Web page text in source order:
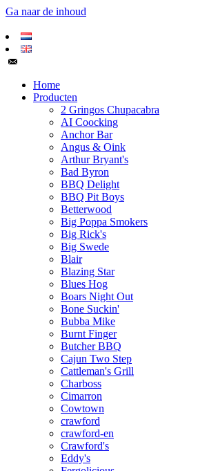
Ga naar de inhoud
Home
Producten
2 Gringos Chupacabra
AI Coocking
Anchor Bar
Angus & Oink
Arthur Bryant's
Bad Byron
BBQ Delight
BBQ Pit Boys
Betterwood
Big Poppa Smokers
Big Rick's
Big Swede
Blair
Blazing Star
Blues Hog
Boars Night Out
Bone Suckin'
Bubba Mike
Burnt Finger
Butcher BBQ
Cajun Two Step
Cattleman's Grill
Charboss
Cimarron
Cowtown
crawford
crawford-en
Crawford's
Eddy's